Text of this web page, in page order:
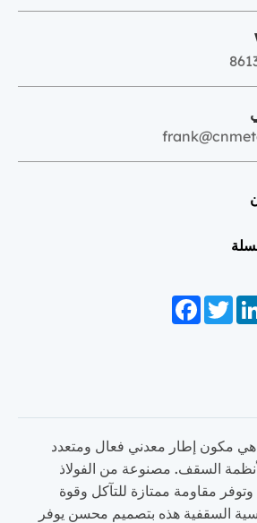
FacebookTwitter
هي مكون إطار معدني فعال ومتعدد
السقف. مصنوعة من الفولاذ
مقاومة ممتازة للتآكل وقوة
السقفية هذه بتصميم محسن يوفر